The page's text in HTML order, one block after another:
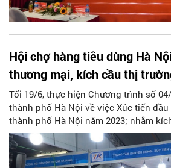
Hội chợ hàng tiêu dùng Hà
thương mại, kích cầu thị
Tối 19/6, thực hiện Chương trình số
thành phố Hà Nội về việc Xúc tiến
thành phố Hà Nội năm 2023; nhằm
trường nội địa góp phần thúc đẩy
địa bàn Thành phố, Trung tâm HPA tổ
chợ hàng tiêu dùng Hà Nội năm 2023